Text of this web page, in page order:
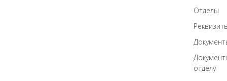
Отделы
отделу